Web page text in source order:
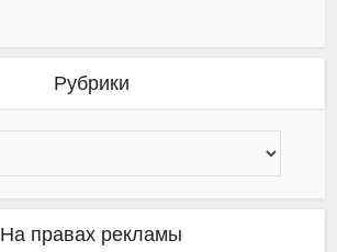
Рубрики
На правах рекламы